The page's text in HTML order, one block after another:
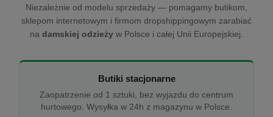
Niezależnie od modelu sprzedaży — pomagamy butikom,
sklepom internetowym i firmom dropshippingowym zarabiać
na damskiej odzieży w Polsce i całej Unii Europejskiej.
Butiki stacjonarne
Zaopatrzenie od 1 sztuki, bez wyjazdu do centrum
hurtowego. Wysyłka w 24h z magazynu w Polsce.